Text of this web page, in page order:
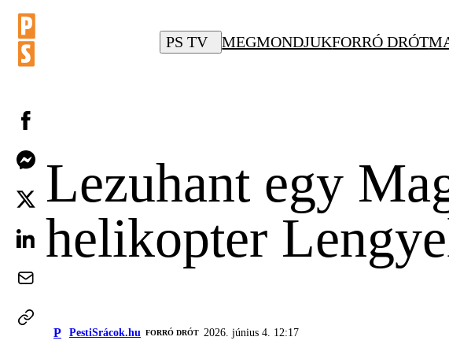
PS TV MEGMONDJUKFORRÓ DRÓT
Lezuhant egy
helikopter
P PestiSrácok.hu FORRÓ DRÓT 2026. június 4. 12:17